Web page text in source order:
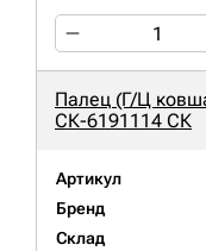
Палец (Г/Ц
СК-6191114 СК
Артикул
Бренд
Склад